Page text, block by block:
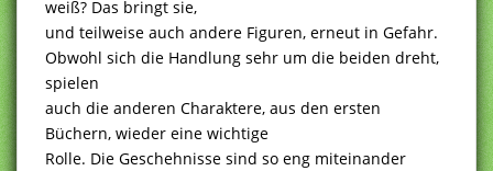
weiß? Das bringt sie,
und teilweise auch andere Figuren, erneut in Gefahr.
Obwohl sich die Handlung sehr um die beiden dreht,
spielen
auch die anderen Charaktere, aus den ersten
Büchern, wieder eine wichtige
Rolle. Die Geschehnisse sind so eng miteinander